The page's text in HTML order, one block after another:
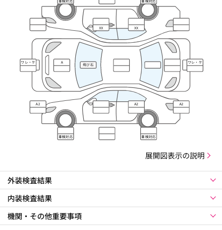
XX XX
ワレ・ケ
ズレ
A
飛び石
ワレ・ケ
ズレ
A2 A2 A2
車検対応 車検対応
展開図表示の説明
外装検査結果
内装検査結果
機関・その他重要事項